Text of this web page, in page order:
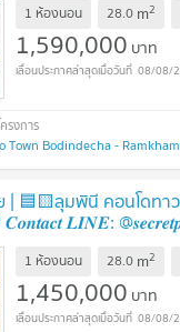
1 ห้องนอน 28.0 m2
1,590,000 บาท
08/08/
| 🟦🟨ลุมพินี คอนโดทา
𝑳𝑰𝑵𝑬:
1 ห้องนอน 28.0 m2
1,450,000 บาท
08/08/